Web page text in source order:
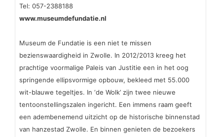
Tel: 057-2388188
www.museumdefundatie.nl
Museum de Fundatie is een niet te missen
bezienswaardigheid in Zwolle. In 2012/2013 kreeg het
prachtige voormalige Paleis van Justitie een in het oog
springende ellipsvormige opbouw, bekleed met 55.000
wit-blauwe tegeltjes. In ‘de Wolk’ zijn twee nieuwe
tentoonstellingszalen ingericht. Een immens raam geeft
een adembenemend uitzicht op de historische binnenstad
van hanzestad Zwolle. En binnen genieten de bezoekers